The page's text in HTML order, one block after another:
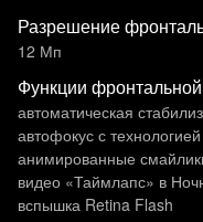
Разрешение
12 Мп
Функции
автоматическая
автофокус с
анимированные
видео «Таймлапс» в
вспышка Retina Flash